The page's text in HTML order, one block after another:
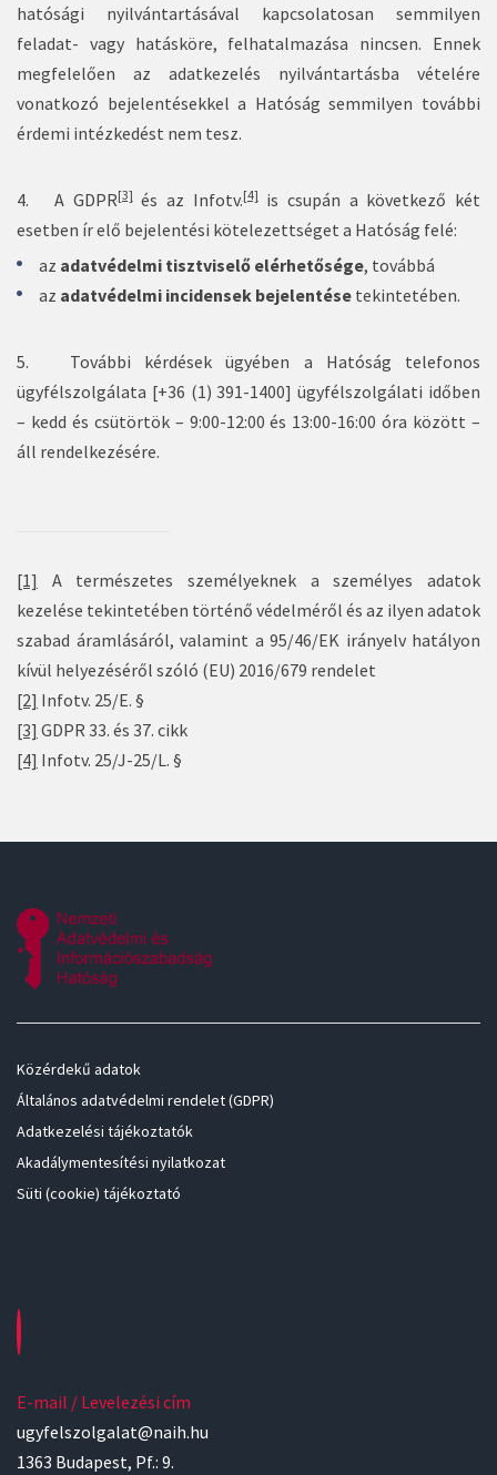
hatósági nyilvántartásával kapcsolatosan semmilyen
feladat- vagy hatásköre, felhatalmazása nincsen. Ennek
megfelelően az adatkezelés nyilvántartásba vételére
vonatkozó bejelentésekkel a Hatóság semmilyen további
érdemi intézkedést nem tesz.
4. A GDPR[3]és az Infotv.[4]is csupán a következő két
esetben ír elő bejelentési kötelezettséget a Hatóság felé:
az adatvédelmi tisztviselő elérhetősége, továbbá
az adatvédelmi incidensek bejelentése tekintetében.
5. További kérdések ügyében a Hatóság telefonos
ügyfélszolgálata [+36 (1) 391-1400] ügyfélszolgálati időben
– kedd és csütörtök – 9:00-12:00 és 13:00-16:00 óra között –
áll rendelkezésére.
[1]
A természetes személyeknek a személyes adatok
kezelése tekintetében történő védelméről és az ilyen adatok
szabad áramlásáról, valamint a 95/46/EK irányelv hatályon
kívül helyezéséről szóló (EU) 2016/679 rendelet
[2] Infotv. 25/E. §
[3] GDPR 33. és 37. cikk
[4] Infotv. 25/J-25/L. §
Közérdekű adatok
Általános adatvédelmi rendelet (GDPR)
Adatkezelési tájékoztatók
Akadálymentesítési nyilatkozat
Süti (cookie) tájékoztató
E-mail / Levelezési cím
ugyfelszolgalat@naih.hu
1363 Budapest, Pf.: 9.